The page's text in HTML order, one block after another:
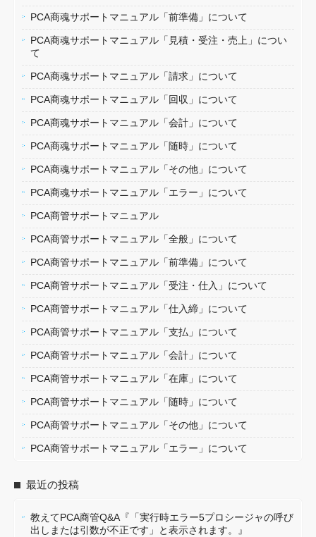
PCA商魂サポートマニュアル「前準備」について
PCA商魂サポートマニュアル「見積・受注・売上」につい
て
PCA商魂サポートマニュアル「請求」について
PCA商魂サポートマニュアル「回収」について
PCA商魂サポートマニュアル「会計」について
PCA商魂サポートマニュアル「随時」について
PCA商魂サポートマニュアル「その他」について
PCA商魂サポートマニュアル「エラー」について
PCA商管サポートマニュアル
PCA商管サポートマニュアル「全般」について
PCA商管サポートマニュアル「前準備」について
PCA商管サポートマニュアル「受注・仕入」について
PCA商管サポートマニュアル「仕入締」について
PCA商管サポートマニュアル「支払」について
PCA商管サポートマニュアル「会計」について
PCA商管サポートマニュアル「在庫」について
PCA商管サポートマニュアル「随時」について
PCA商管サポートマニュアル「その他」について
PCA商管サポートマニュアル「エラー」について
最近の投稿
教えてPCA商管Q&A『「実行時エラー5プロシージャの呼び
出しまたは引数が不正です」と表示されます。』